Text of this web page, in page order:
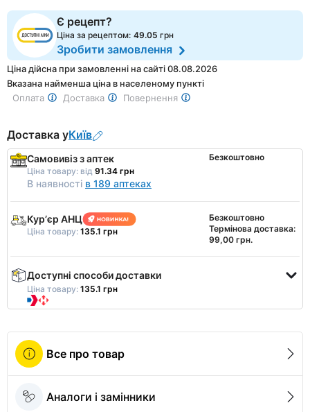
Є рецепт?
Ціна за рецептом: 49.05 грн
Зробити замовлення
Ціна дійсна при замовленні на сайті 08.08.2026
Вказана найменша ціна в населеному пункті
Оплата
Доставка Повернення
Доставка уКиїв
Самовивіз з аптек
Ціна товару: від 91.34 грн
В наявності в 189 аптеках
Безкоштовно
Курʼєр АНЦ
Ціна товару: 135.1 грн
Безкоштовно
Термінова доставка:
99,00 грн.
Доступні способи доставки
Ціна товару: 135.1 грн
Все про товар
Аналоги і замінники